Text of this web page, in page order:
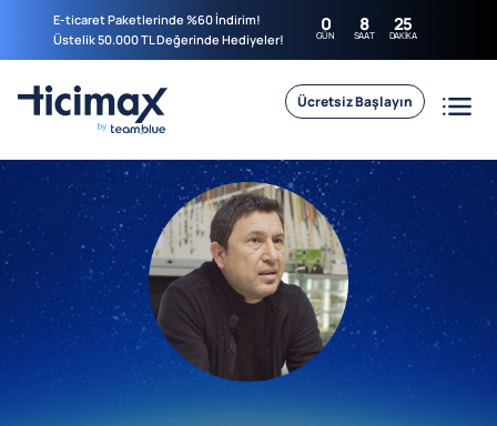
E-ticaret Paketlerinde %60 İndirim!
Üstelik 50.000 TL Değerinde Hediyeler!
0
GÜN 8
SAAT 25
DAKIKA
Ücretsiz Başlayın